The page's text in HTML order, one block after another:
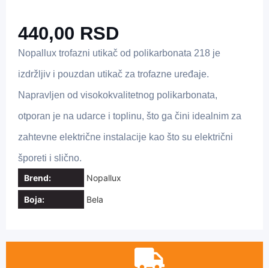
440,00 RSD
Nopallux trofazni utikač od polikarbonata 218 je
izdržljiv i pouzdan utikač za trofazne uređaje.
Napravljen od visokokvalitetnog polikarbonata,
otporan je na udarce i toplinu, što ga čini idealnim za
zahtevne električne instalacije kao što su električni
šporeti i slično.
Brend:
Nopallux
Boja: Bela